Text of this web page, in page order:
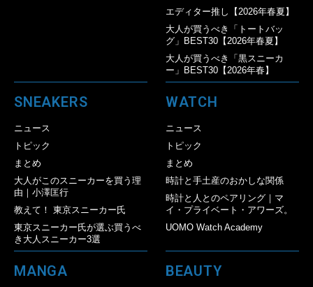
エディター推し【2026年春夏】
大人が買うべき「トートバッ
グ」BEST30【2026年春夏】
大人が買うべき「黒スニーカ
ー」BEST30【2026年春】
SNEAKERS
ニュース
トピック
まとめ
大人がこのスニーカーを買う理
由｜小澤匡行
教えて！ 東京スニーカー氏
東京スニーカー氏が選ぶ買うべ
き大人スニーカー3選
WATCH
ニュース
トピック
まとめ
時計と手土産のおかしな関係
時計と人とのペアリング｜マ
イ・プライベート・アワーズ。
UOMO Watch Academy
MANGA BEAUTY